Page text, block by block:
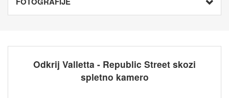
Odkrij Valletta - Republic Street skozi
spletno kamero